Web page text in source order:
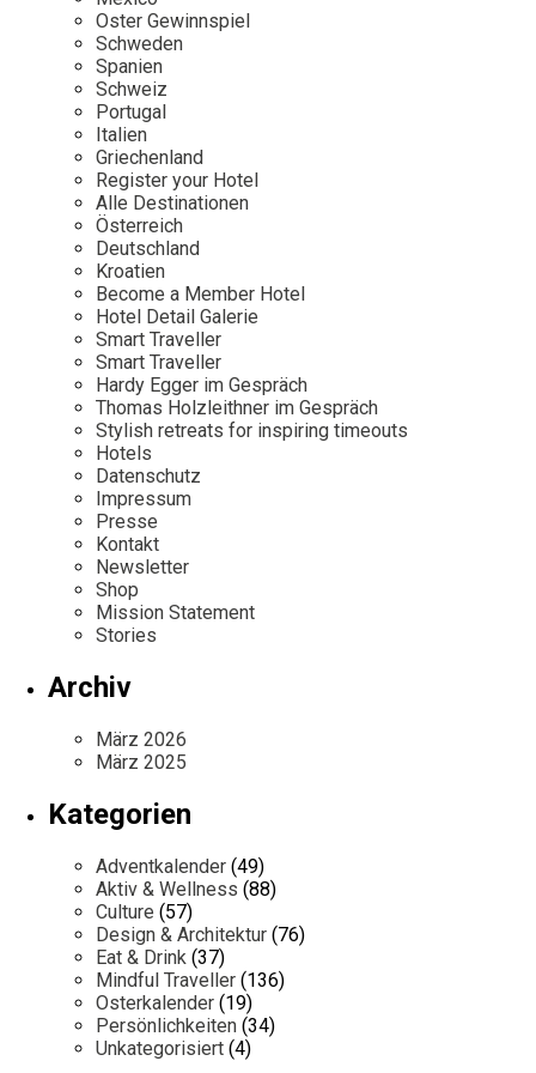
Mexico
Niederlande
Österreich
Portugal
Schweden
Spanien
Schweiz
Persönlichkeiten
Our Story
Career
Kontakt
Impressum
Oster Gewinnspiel
Schweden
Spanien
Schweiz
Portugal
Italien
Griechenland
Register your Hotel
Alle Destinationen
Österreich
Deutschland
Kroatien
Become a Member Hotel
Hotel Detail Galerie
Smart Traveller
Smart Traveller
Hardy Egger im Gespräch
Thomas Holzleithner im Gespräch
Stylish retreats for inspiring timeouts
Hotels
Datenschutz
Impressum
Presse
Kontakt
Newsletter
Shop
Mission Statement
Stories
Archiv
März 2026
März 2025
Kategorien
Adventkalender (49)
Aktiv & Wellness (88)
Culture (57)
Design & Architektur (76)
Eat & Drink (37)
Mindful Traveller (136)
Osterkalender (19)
Persönlichkeiten (34)
Unkategorisiert (4)